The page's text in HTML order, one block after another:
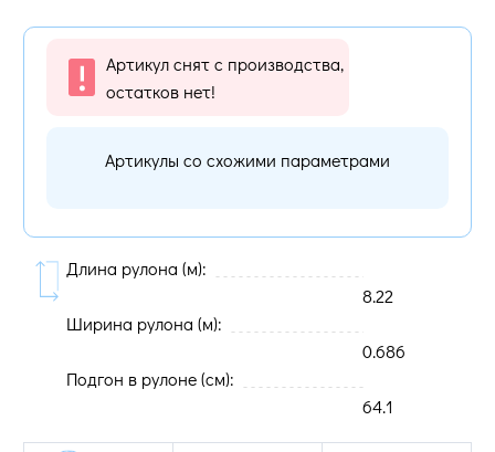
Артикул снят с производства,
остатков нет!
Артикулы со схожими параметрами
Длина рулона (м):
8.22
Ширина рулона (м):
0.686
Подгон в рулоне (cм):
64.1